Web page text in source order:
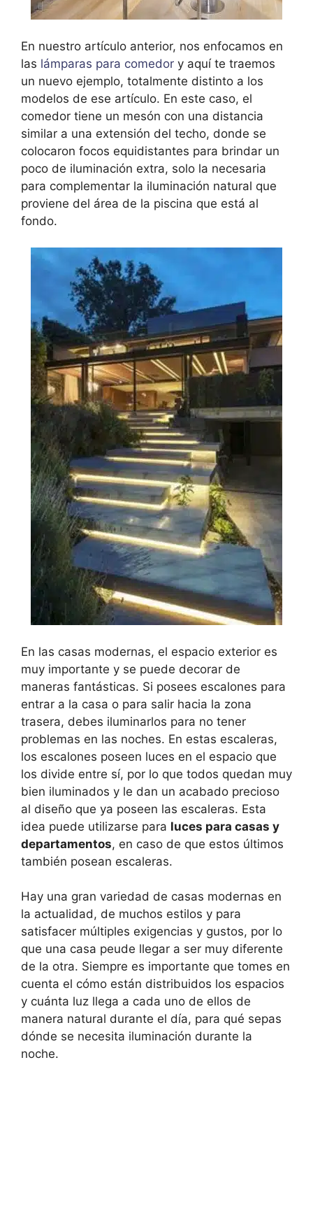
En nuestro artículo anterior, nos enfocamos en
las lámparas para comedor y aquí te traemos
un nuevo ejemplo, totalmente distinto a los
modelos de ese artículo. En este caso, el
comedor tiene un mesón con una distancia
similar a una extensión del techo, donde se
colocaron focos equidistantes para brindar un
poco de iluminación extra, solo la necesaria
para complementar la iluminación natural que
proviene del área de la piscina que está al
fondo.
En las casas modernas, el espacio exterior es
muy importante y se puede decorar de
maneras fantásticas. Si posees escalones para
entrar a la casa o para salir hacia la zona
trasera, debes iluminarlos para no tener
problemas en las noches. En estas escaleras,
los escalones poseen luces en el espacio que
los divide entre sí, por lo que todos quedan muy
bien iluminados y le dan un acabado precioso
al diseño que ya poseen las escaleras. Esta
idea puede utilizarse para luces para casas y
departamentos, en caso de que estos últimos
también posean escaleras.
Hay una gran variedad de casas modernas en
la actualidad, de muchos estilos y para
satisfacer múltiples exigencias y gustos, por lo
que una casa peude llegar a ser muy diferente
de la otra. Siempre es importante que tomes en
cuenta el cómo están distribuidos los espacios
y cuánta luz llega a cada uno de ellos de
manera natural durante el día, para qué sepas
dónde se necesita iluminación durante la
noche.